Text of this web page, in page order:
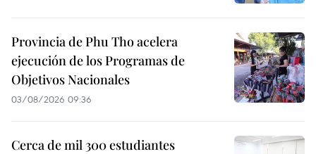
Provincia de Phu Tho acelera
ejecución de los Programas de
Objetivos Nacionales
03/08/2026 09:36
Cerca de mil 300 estudiantes